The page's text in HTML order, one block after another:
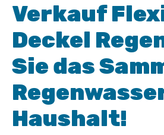
Verkauf
Deckel
Sie das
Haushalt!